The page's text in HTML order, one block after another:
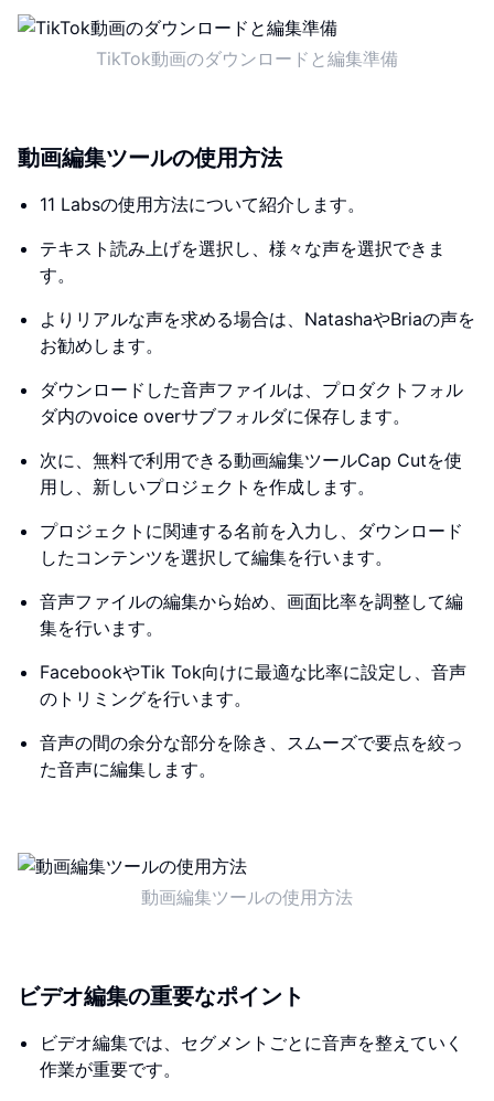
TikTok動画のダウンロードと編集準備
動画編集ツールの使用方法
11 Labsの使用方法について紹介します。
テキスト読み上げを選択し、様々な声を選択できま
す。
よりリアルな声を求める場合は、NatashaやBriaの声を
お勧めします。
ダウンロードした音声ファイルは、プロダクトフォル
ダ内のvoice overサブフォルダに保存します。
次に、無料で利用できる動画編集ツールCap Cutを使
用し、新しいプロジェクトを作成します。
プロジェクトに関連する名前を入力し、ダウンロード
したコンテンツを選択して編集を行います。
音声ファイルの編集から始め、画面比率を調整して編
集を行います。
FacebookやTik Tok向けに最適な比率に設定し、音声
のトリミングを行います。
音声の間の余分な部分を除き、スムーズで要点を絞っ
た音声に編集します。
動画編集ツールの使用方法
ビデオ編集の重要なポイント
ビデオ編集では、セグメントごとに音声を整えていく
作業が重要です。